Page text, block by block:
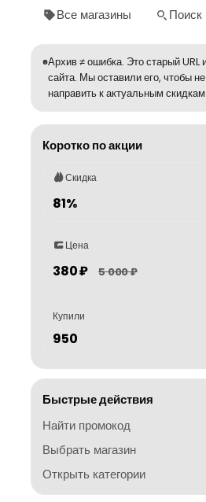
Все магазины Поиск
Архив ≠ ошибка. Это старый URL
сайта. Мы оставили его, чтобы
направить к актуальным скидкам.
Коротко по акции
Скидка
81%
Цена
380 ₽ 5 000 ₽
Купили
950
Быстрые действия
Найти промокод
Выбрать магазин
Открыть категории